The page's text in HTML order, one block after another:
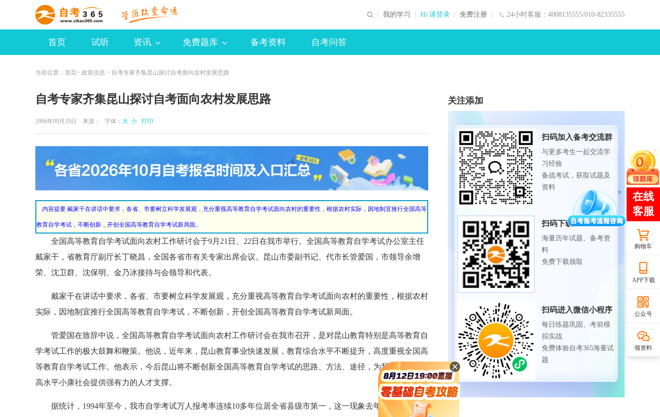
24小时客服：4008135555/010-82335555
我的学习 Hi 请登录 免费注册
首页 试听 资讯 免费题库 备考资料 自考问答
当前位置： 首页> 政策信息 > 自考专家齐集昆山探讨自考面向农村发展思路
自考专家齐集昆山探讨自考面向农村发展思路
2006年09月29日 来源： 字体： 大 小 打印
内容提要:戴家干在讲话中要求，各省、市要树立科学发展观，充分重视高等教育自学考试面向农村的重要性，根据农村实际，因地制宜推行全国高等
教育自学考试，不断创新，开创全国高等教育自学考试新局面。
全国高等教育自学考试面向农村工作研讨会于9月21日、22日在我市举行。全国高等教育自学考试办公室主任
戴家干，省教育厅副厅长丁晓昌，全国各省市有关专家出席会议。昆山市委副书记、代市长管爱国，市领导余增
荣、沈卫群、沈保明、金乃冰接待与会领导和代表。
戴家干在讲话中要求，各省、市要树立科学发展观，充分重视高等教育自学考试面向农村的重要性，根据农村
实际，因地制宜推行全国高等教育自学考试，不断创新，开创全国高等教育自学考试新局面。
管爱国在致辞中说，全国高等教育自学考试面向农村工作研讨会在我市召开，是对昆山教育特别是高等教育自
学考试工作的极大鼓舞和鞭策。他说，近年来，昆山教育事业快速发展，教育综合水平不断提升，高度重视全国高
等教育自学考试工作。他表示，今后昆山将不断创新全国高等教育自学考试的思路、方法、途径，为我市加快建设
高水平小康社会提供强有力的人才支撑。
据统计，1994年至今，我市自学考试万人报考率连续10多年位居全省县级市第一，这一现象去年被《中国教育
关注添加
扫码加入备考交流群
与更多考生一起交流学
习经验
备战考试，获取试题及
资料
扫码下载APP
海量历年试题、备考资
料
免费下载领取
扫码进入微信小程序
每日练题巩固、考前模
拟实战
免费体验自考365海量试
题
购物车
APP下载
公众号
领资料